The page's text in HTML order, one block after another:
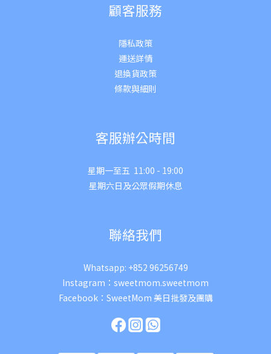
顧客服務
隱私政策
運送詳情
退換貨政策
條款與細則
客服辦公時間
星期一至五 11:00 - 19:00
星期六日及公眾假期休息
聯絡我們
Whatsapp: +852 96256749
Instagram： sweetmom.sweetmom
Facebook： SweetMom 美日批發及團購